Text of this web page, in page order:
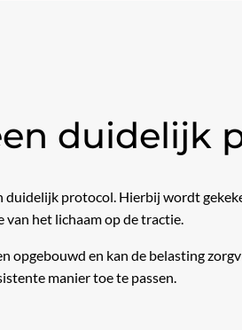
duidelijk
protocol. Hierbij wordt
van het lichaam op de tractie.
en kan de belasting
manier toe te passen.